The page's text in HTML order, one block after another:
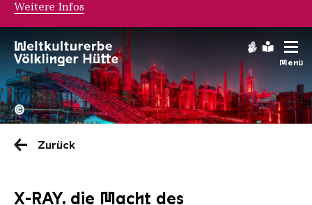
Menü
Hochofengruppe in Rot
Copyright:
©
Zurück
X-RAY. die Macht des
Weitere Infos